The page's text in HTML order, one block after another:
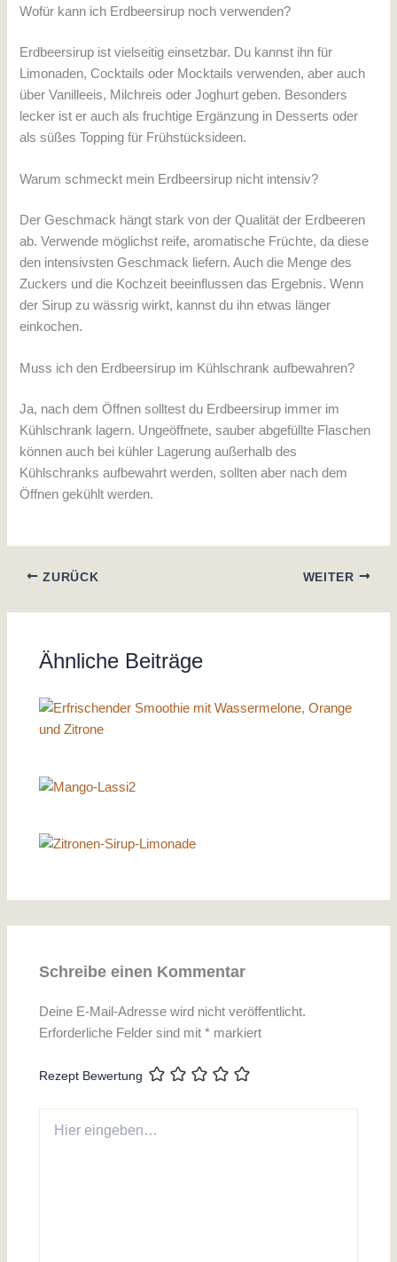
Wofür kann ich Erdbeersirup noch verwenden?
Erdbeersirup ist vielseitig einsetzbar. Du kannst ihn für
Limonaden, Cocktails oder Mocktails verwenden, aber auch
über Vanilleeis, Milchreis oder Joghurt geben. Besonders
lecker ist er auch als fruchtige Ergänzung in Desserts oder
als süßes Topping für Frühstücksideen.
Warum schmeckt mein Erdbeersirup nicht intensiv?
Der Geschmack hängt stark von der Qualität der Erdbeeren
ab. Verwende möglichst reife, aromatische Früchte, da diese
den intensivsten Geschmack liefern. Auch die Menge des
Zuckers und die Kochzeit beeinflussen das Ergebnis. Wenn
der Sirup zu wässrig wirkt, kannst du ihn etwas länger
einkochen.
Muss ich den Erdbeersirup im Kühlschrank aufbewahren?
Ja, nach dem Öffnen solltest du Erdbeersirup immer im
Kühlschrank lagern. Ungeöffnete, sauber abgefüllte Flaschen
können auch bei kühler Lagerung außerhalb des
Kühlschranks aufbewahrt werden, sollten aber nach dem
Öffnen gekühlt werden.
ZURÜCK WEITER
Ähnliche Beiträge
Schreibe einen Kommentar
Deine E-Mail-Adresse wird nicht veröffentlicht.
Erforderliche Felder sind mit* markiert
Rezept Bewertung
eingeben…